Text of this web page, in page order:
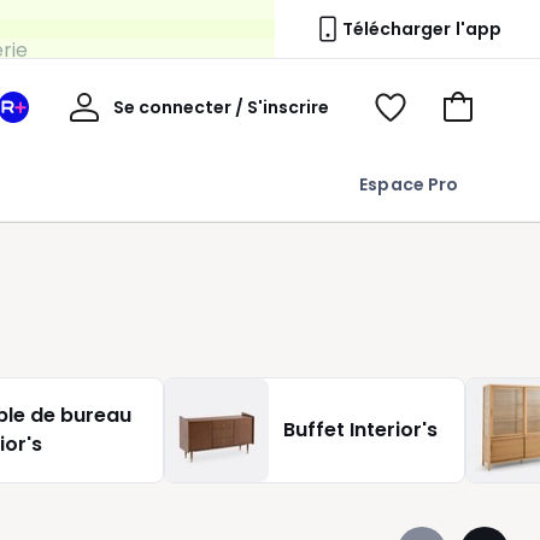
Télécharger l'app
Espace Pro
Mon
Se connecter / S'inscrire
Mon
Voir
Voir
de bureau
Buffet Interior's